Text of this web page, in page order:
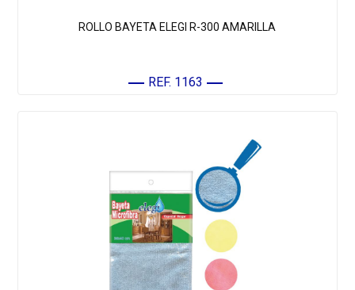
ROLLO BAYETA ELEGI R-300 AMARILLA
REF. 1163